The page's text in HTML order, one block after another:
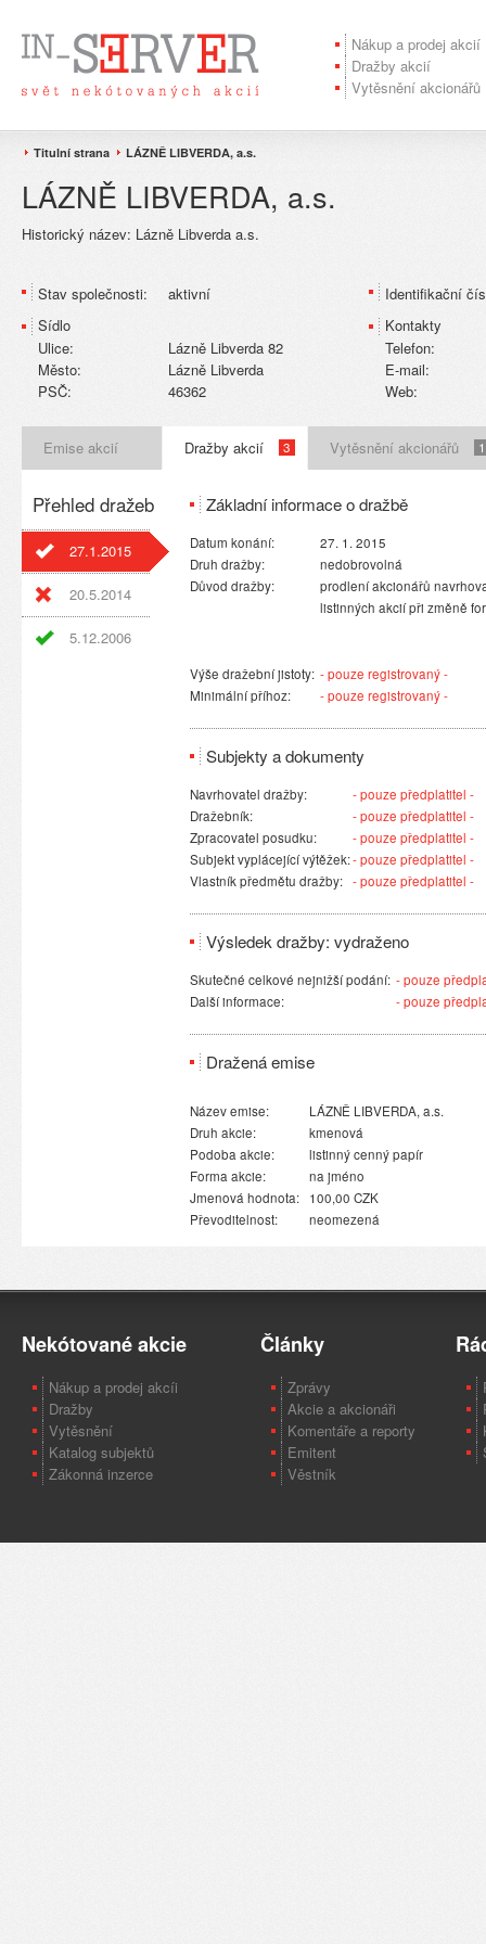
Nákup a prodej akcií
Dražby akcií
Vytěsnění akcionářů
Titulní strana LÁZNĚ LIBVERDA, a.s.
LÁZNĚ LIBVERDA, a.s.
Historický název: Lázně Libverda a.s.
Stav společnosti:
aktivní
Sídlo
Ulice:
Lázně Libverda 82
Město:
Lázně Libverda
PSČ:
46362
Identifikační
Kontakty
Telefon:
E-mail:
Web:
Emise akcií Dražby akcií 3 Vytěsnění akcionářů 1
Přehled dražeb
27.1.2015
20.5.2014
5.12.2006
Základní informace o dražbě
Datum konání:
27. 1. 2015
Druh dražby:
nedobrovolná
Důvod dražby:
prodlení akcionářů
listinných akcií při změně
Výše dražební jistoty: - pouze registrovaný -
Minimální příhoz:
- pouze registrovaný -
Subjekty a dokumenty
Navrhovatel dražby:
- pouze předplatitel -
Dražebník:
- pouze předplatitel -
Zpracovatel posudku:
- pouze předplatitel -
Subjekt vyplácející výtěžek:- pouze předplatitel -
Vlastník předmětu dražby: - pouze předplatitel -
Výsledek dražby: vydraženo
Skutečné celkové nejnižší podání: - pouze
Další informace:
- pouze
Dražená emise
Název emise:
LÁZNĚ LIBVERDA, a.s.
Druh akcie:
kmenová
Podoba akcie:
listinný cenný papír
Forma akcie:
na jméno
Jmenová hodnota:
100,00 CZK
Převoditelnost:
neomezená
Nekótované akcie
Nákup a prodej akcíi
Dražby
Vytěsnění
Katalog subjektů
Zákonná inzerce
Články
Zprávy
Akcie a akcionáři
Komentáře a reporty
Emitent
Věstník